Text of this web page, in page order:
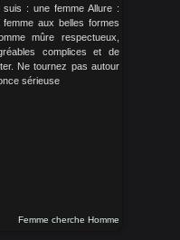
: une femme Allure :
aux belles formes
mûre respectueux,
complices et de
Ne tournez pas autour
sérieuse
Femme cherche Homme